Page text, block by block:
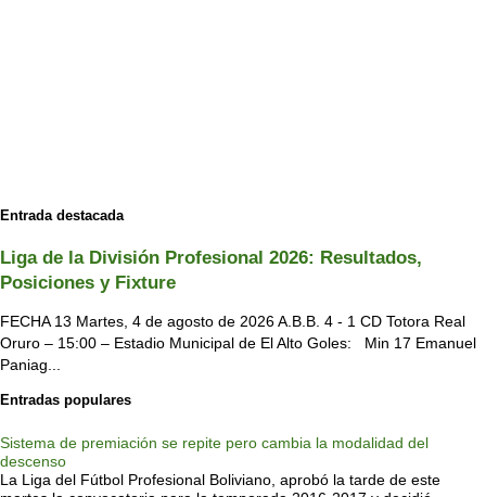
Entrada destacada
Liga de la División Profesional 2026: Resultados,
Posiciones y Fixture
FECHA 13 Martes, 4 de agosto de 2026 A.B.B. 4 - 1 CD Totora Real
Oruro – 15:00 – Estadio Municipal de El Alto Goles: Min 17 Emanuel
Paniag...
Entradas populares
Sistema de premiación se repite pero cambia la modalidad del
descenso
La Liga del Fútbol Profesional Boliviano, aprobó la tarde de este